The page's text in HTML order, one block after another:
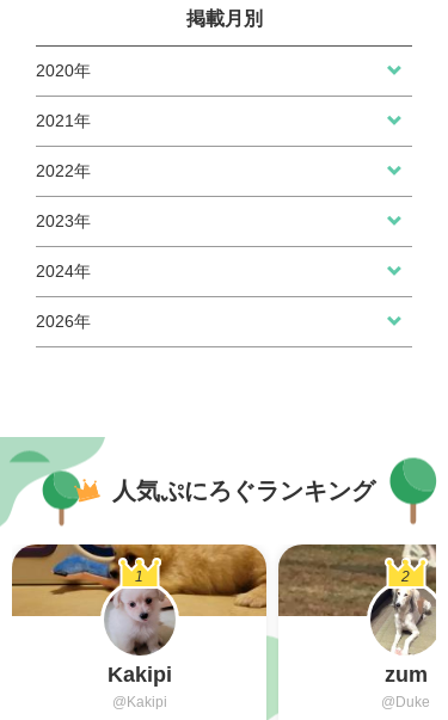
掲載月別
2020年
2021年
2022年
2023年
2024年
2026年
人気ぷにろぐランキング
1
Kakipi
@Kakipi
2
zum
@Duke